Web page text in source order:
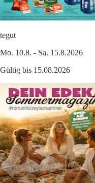
tegut
Mo. 10.8. - Sa. 15.8.2026
Gültig bis 15.08.2026